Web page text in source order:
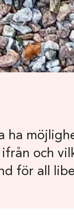
ha
och
för all